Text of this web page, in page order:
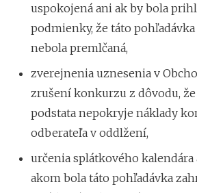
uspokojená ani ak by bola
podmienky, že táto
nebola premlčaná,
zverejnenia uznesenia v
zrušení konkurzu z dôvodu,
podstata nepokryje náklady
odberateľa v oddlžení,
určenia splátkového kalendára
akom bola táto pohľadávka